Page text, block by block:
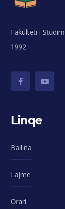
Fakulteti i
1992.
Linqe
Ballina
Lajme
Orari